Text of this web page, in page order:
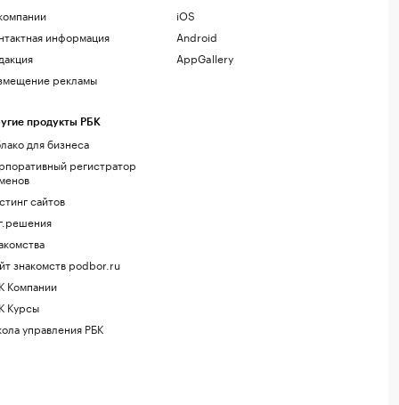
информация
рекламы
продукты РБК
для бизнеса
регистратор
сайтов
знакомств podbor.ru
Компании
Курсы
управления РБК
iOS
Android
AppGallery